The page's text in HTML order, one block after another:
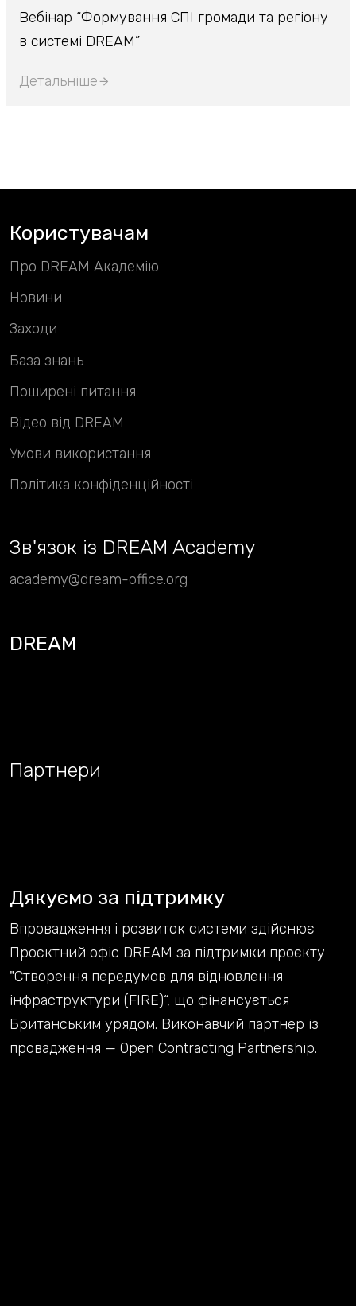
Вебінар “Формування СПІ громади та регіону
в системі DREAM”
Детальніше
Користувачам
Про DREAM Академію
Новини
Умови використання
Політика конфіденційності
Заходи
База знань
Поширені питання
Відео від DREAM
academy@dream-office.org
Дякуємо за підтримку
Партнери
DREAM
Зв'язок із DREAM Academy
Впровадження і розвиток системи здійснює
Проєктний офіс DREAM за підтримки проєкту
"Створення передумов для відновлення
інфраструктури (FIRE)“, що фінансується
Британським урядом. Виконавчий партнер із
провадження — Open Contracting Partnership.